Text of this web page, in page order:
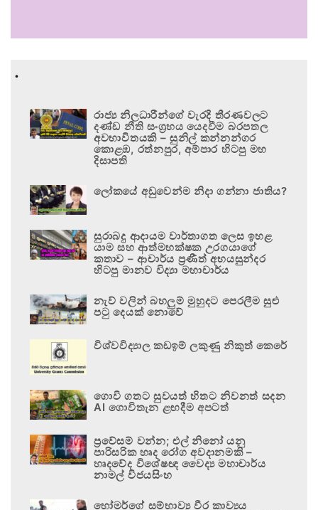
.
රාජ්‍ය නිලධාරීන්ගේ වැරදි තීරණවලට
දණ්ඩ නීති සංග්‍රහය යෙදවීම බරපතල
අවභාවිතයකි – සුනිල් කන්නන්ගර
කොළඹ, රත්නපුර, අම්පාර හිටපු මහ
දිසාපති
ලෝකයේ අඩුවෙන්ම නිදා ගන්නා ජාතිය?
සුරාබදු ආදායම වාර්තාගත ලෙස ඉහළ
යාම සහ ආත්මභක්ෂක උරගයාගේ
කතාව – ආචාර්ය ප්‍රණීත් අභයසුන්දර
හිටපු මානව විද්‍යා මහාචාර්ය
නැව් වලින් බහලුම් මුහුදට පෙරලීම සුළු
පටු දෙයක් නොවේ
විශ්වවිද්‍යාල කඩඉම් ලකුණු නිකුත් කෙරේ
ගොවි ගතට සුවයත් හිතට නිවනත් සදන
AI ගොවිතැන ළඟදීම අපටත්
ප්‍රවේසම් වන්න; එල් නිනෝ යනු
පාරිසරික හෘද රෝග අවදානමකි –
හෘදවේද විශේෂඥ වෛද්‍ය මහාචාර්ය
නාමල් විජයසිංහ
හෝමර්ගේ සම්භාව්‍ය වීර කාව්‍යය